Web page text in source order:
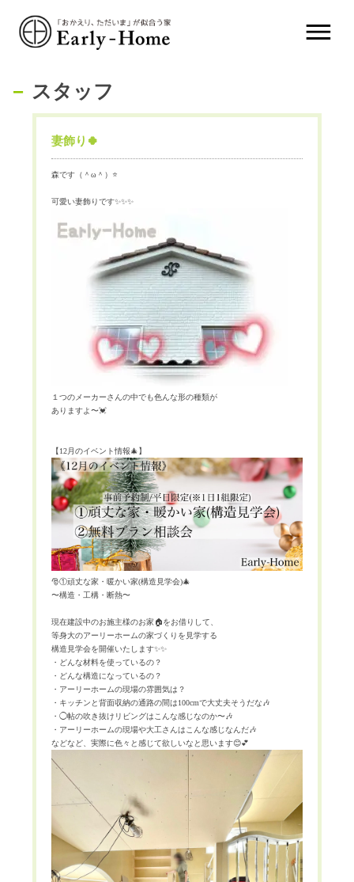
スタッフ
妻飾り🍀
森です（＾ω ＾） ⭐️
可愛い妻飾りです✨✨✨
１つのメーカーさんの中でも色んな形の種類が
ありますよ〜💓
【 12月のイベント情報🎄 】
🎅①頑丈な家・暖かい家(構造見学会)🎄
〜構造・工構・断熱〜
現在建設中のお施主様のお家🏠をお借りして、
等身大のアーリーホームの家づくりを見学する
構造見学会を開催いたします✨✨
・どんな材料を使っているの？
・どんな構造になっているの？
・アーリーホームの現場の雰囲気は？
・キッチンと背面収納の通路の間は100cmで大丈夫そうだな🎶
・◯帖の吹き抜けリビングはこんな感じなのか〜🎶
・アーリーホームの現場や大工さんはこんな感じなんだ🎶
などなど、実際に色々と感じて欲しいなと思います😊💕